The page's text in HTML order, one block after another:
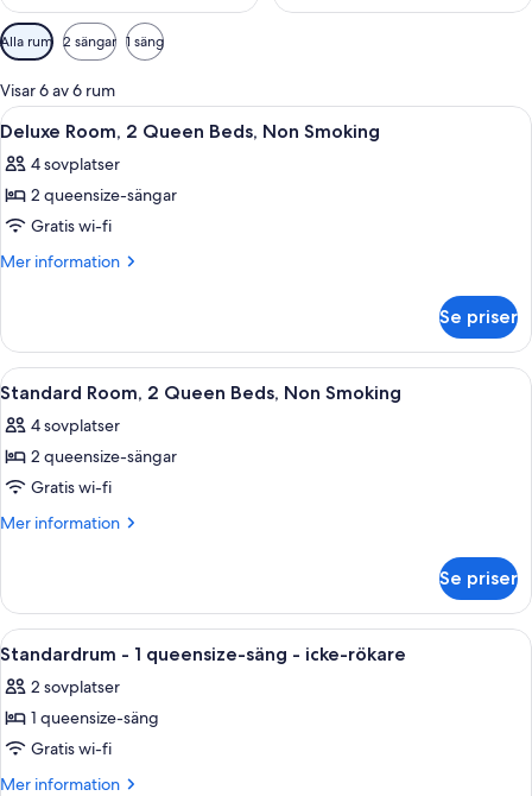
Tillgängliga
filter
för
rum
Alla rum 2 sängar 1 säng
Visar 6 av 6 rum
Öppna
alla
foton
för
Deluxe
Room,
Beds,
Non
Smoking
Ett hotellrum med två sängar, ett
2
Deluxe Room, 2 Queen Beds, Non Smoking
4 sovplatser
2 queensize-sängar
Gratis wi-fi
Mer information
Mer
Room,
Queen
Non
Smoking
Se priser
Öppna
alla
foton
för
Standard
Room,
Beds,
Non
Smoking
1
Standard Room, 2 Queen Beds, Non Smoking
4 sovplatser
2 queensize-sängar
Gratis wi-fi
Mer information
Mer
Room,
Queen
Non
Smoking
Se priser
Öppna
alla
foton
för
Standardrum
-
Standardrum - 1 queensize-säng -
4
Standardrum - 1 queensize-säng - icke-rökare
2 sovplatser
1 queensize-säng
Gratis wi-fi
Mer information
Mer